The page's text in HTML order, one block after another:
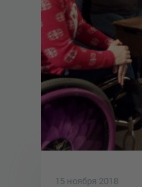
15 ноября 2018